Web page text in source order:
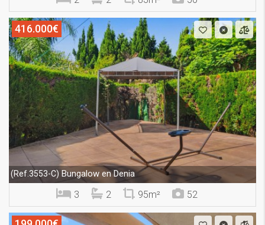
416.000€
(Ref.3553-C) Bungalow en Denia
3 2 95m² 52